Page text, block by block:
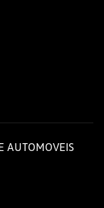
AUTOMOVEIS